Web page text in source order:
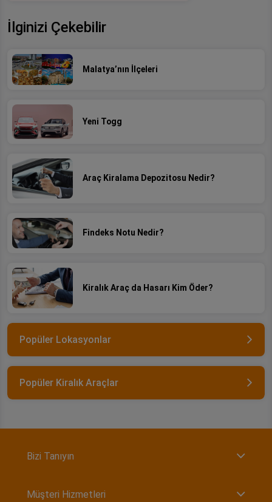
İlginizi Çekebilir
Malatya’nın İlçeleri
Yeni Togg
Araç Kiralama Depozitosu Nedir?
Findeks Notu Nedir?
Kiralık Araç da Hasarı Kim Öder?
Popüler Lokasyonlar
Popüler Kiralık Araçlar
Bizi Tanıyın
Müşteri Hizmetleri